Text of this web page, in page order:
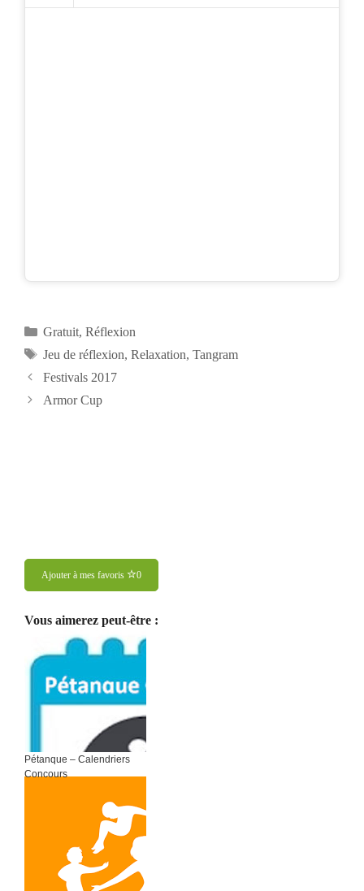
Catégories
Gratuit, Réflexion
Étiquettes
Jeu de réflexion, Relaxation, Tangram
Navigation
des
Festivals 2017
Armor Cup
Ajouter à mes favoris 0
Vous aimerez peut-être :
Pétanque – Calendriers
Concours